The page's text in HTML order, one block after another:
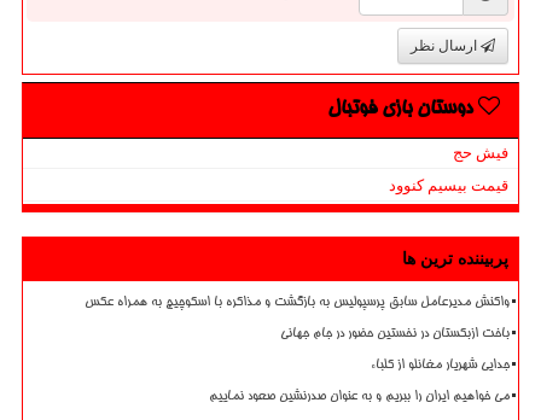
ارسال نظر
دوستان بازی فوتبال
فیش حج
قیمت بیسیم کنوود
پربیننده ترین ها
واکنش مدیرعامل سابق پرسپولیس به بازگشت و مذاکره با اسکوچیچ به همراه عکس
باخت ازبکستان در نخستین حضور در جام جهانی
جدایی شهریار مغانلو از کلباء
می خواهیم ایران را ببریم و به عنوان صدرنشین صعود نماییم